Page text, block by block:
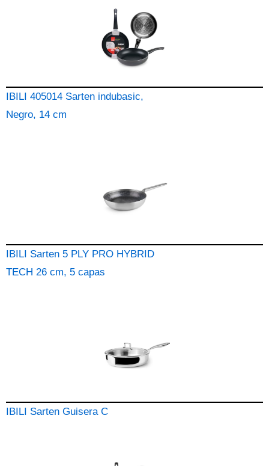
IBILI 405014 Sarten indubasic,
Negro, 14 cm
IBILI Sarten 5 PLY PRO HYBRID
TECH 26 cm, 5 capas
IBILI Sarten Guisera C